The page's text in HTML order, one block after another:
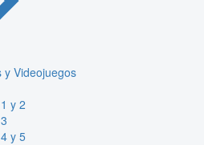
y Videojuegos
y 2
y 5